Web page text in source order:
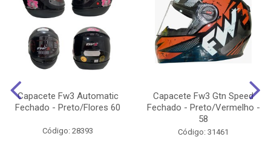
Capacete Fw3 Automatic
Fechado - Preto/Flores 60
Código: 28393
Capacete Fw3 Gtn Speed
Fechado - Preto/Vermelho -
58
Código: 31461